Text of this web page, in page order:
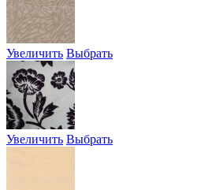
Увеличить Выбрать
Увеличить Выбрать